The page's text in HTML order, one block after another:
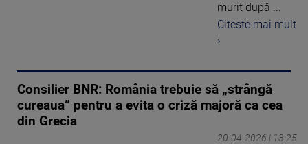
murit după ...
Citeste mai mult
›
Consilier BNR: România trebuie să „strângă
cureaua” pentru a evita o criză majoră ca cea
din Grecia
20-04-2026 | 13:25